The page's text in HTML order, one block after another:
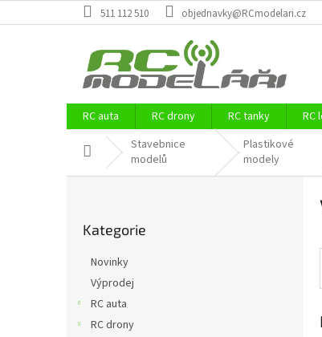
na
511 112 510 objednavky@RCmodelari.cz
RC auta RC drony RC tanky RC
Domů Stavebnice
modelů
Plastikové
modely
kategorie
Kategorie
Novinky
Výprodej
RC auta
RC drony